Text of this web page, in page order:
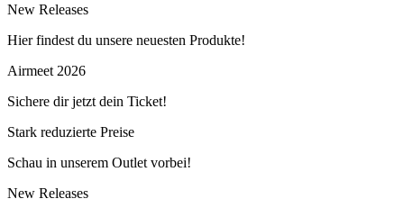
New Releases
Hier findest du unsere neuesten Produkte!
Airmeet 2026
Sichere dir jetzt dein Ticket!
Stark reduzierte Preise
Schau in unserem Outlet vorbei!
New Releases